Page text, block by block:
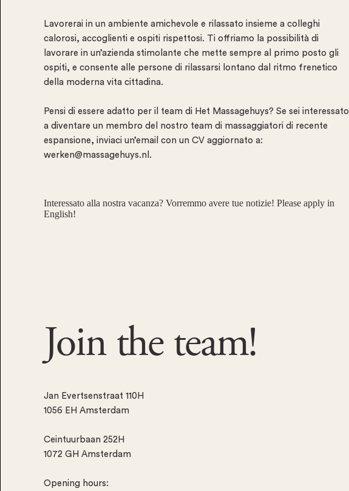
Lavorerai in un ambiente amichevole e rilassato insieme a colleghi
calorosi, accoglienti e ospiti rispettosi. Ti offriamo la possibilità di
lavorare in un’azienda stimolante che mette sempre al primo posto gli
ospiti, e consente alle persone di rilassarsi lontano dal ritmo frenetico
della moderna vita cittadina.
Pensi di essere adatto per il team di Het Massagehuys? Se sei interessato
a diventare un membro del nostro team di massaggiatori di recente
espansione, inviaci un’email con un CV aggiornato a:
werken@massagehuys.nl .
Interessato alla nostra vacanza? Vorremmo avere tue notizie! Please apply in
English!
Join theteam!
Jan Evertsenstraat 110H
1056 EH Amsterdam
Ceintuurbaan 252H
1072 GH Amsterdam
Opening hours: